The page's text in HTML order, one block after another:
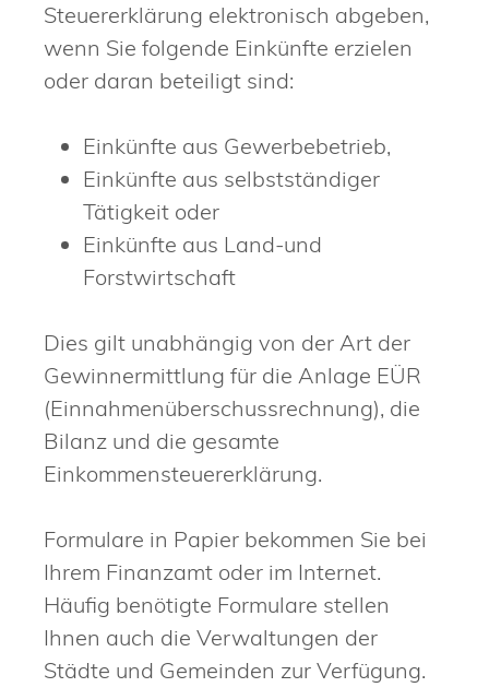
Steuererklärung elektronisch abgeben,
wenn Sie folgende Einkünfte erzielen
oder daran beteiligt sind:
Einkünfte aus Gewerbebetrieb,
Einkünfte aus selbstständiger
Tätigkeit oder
Einkünfte aus Land-und
Forstwirtschaft
Dies gilt unabhängig von der Art der
Gewinnermittlung für die Anlage EÜR
(Einnahmenüberschussrechnung), die
Bilanz und die gesamte
Einkommensteuererklärung.
Formulare in Papier bekommen Sie bei
Ihrem Finanzamt oder im Internet.
Häufig benötigte Formulare stellen
Ihnen auch die Verwaltungen der
Städte und Gemeinden zur Verfügung.